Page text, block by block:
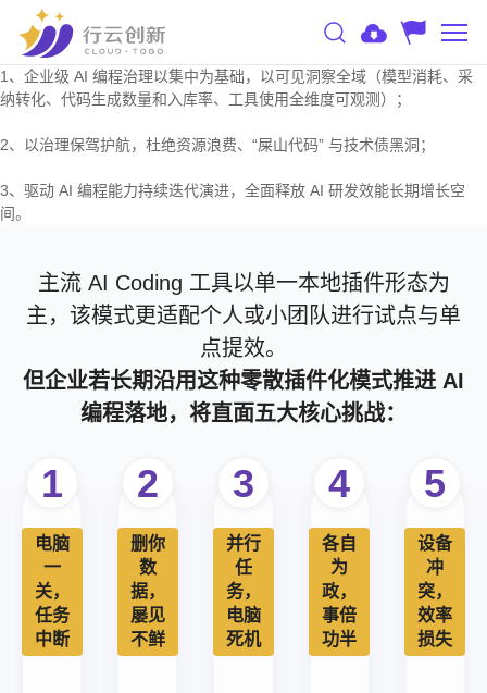
1、企业级 AI 编程治理以集中为基础，以可见洞察全域（模型消耗、采
纳转化、代码生成数量和入库率、工具使用全维度可观测）；
2、以治理保驾护航，杜绝资源浪费、“屎山代码” 与技术债黑洞；
3、驱动 AI 编程能力持续迭代演进，全面释放 AI 研发效能长期增长空
间。
主流 AI Coding 工具以单一本地插件形态为
主，该模式更适配个人或小团队进行试点与单
点提效。
但企业若长期沿用这种零散插件化模式推进 AI
编程落地，将直面五大核心挑战：
1
电脑
一
关，
任务
中断
2
删你
数
据，
屡见
不鲜
3
并行
任
务，
电脑
死机
4
各自
为
政，
事倍
功半
5
设备
冲
突，
效率
损失